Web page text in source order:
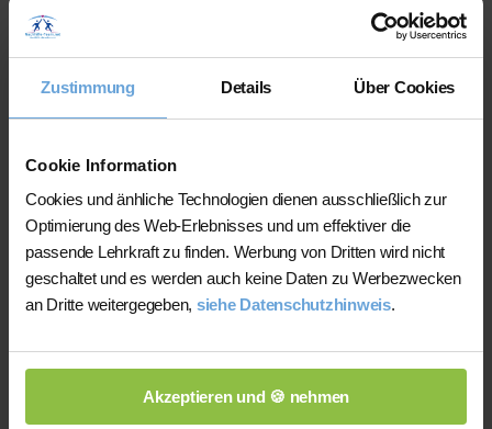
Zustimmung Details Über Cookies
Cookie Information
Cookies und änhliche Technologien dienen ausschließlich zur
Optimierung des Web-Erlebnisses und um effektiver die
passende Lehrkraft zu finden. Werbung von Dritten wird nicht
geschaltet und es werden auch keine Daten zu Werbezwecken
an Dritte weitergegeben, siehe Datenschutzhinweis.
Akzeptieren und 🍪 nehmen
Qualifikationsnachweise vor der
Freischaltung geprüft werden.
Nachhilfe-Team.net unterstützt Sie dabei,
möglichst schnell eine zu Ihrem Bedarf
passende Lehrkraft zu finden. Bei einem
Ausfall können Sie auf Wunsch bei der
Vermittlung einer anderen Lehrkraft
unterstützt werden.
ihren Unterricht eigenständig.
Die jeweilige Lehrkraft stimmt Lernziele,